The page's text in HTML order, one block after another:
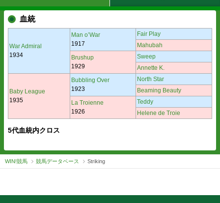
血統
War Admiral
1934
Man o’War
1917
Fair Play
Mahubah
Brushup
1929
Sweep
Annette K.
Baby League
1935
Bubbling Over
1923
North Star
Beaming Beauty
La Troienne
1926
Teddy
Helene de Troie
5代血統内クロス
WIN!競馬 競馬データベース Striking